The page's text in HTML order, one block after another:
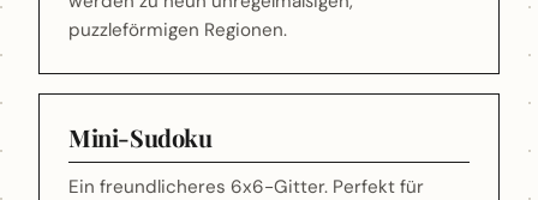
puzzleförmigen Regionen.
Mini-Sudoku
Ein freundlicheres 6x6-Gitter. Perfekt für